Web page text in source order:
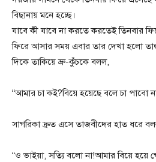
বিছানায় মনে হচ্ছে।
যাবে কী যাবে না করতে করতেই তিনবার
ফিরে আসার সময় এবার তার দেখা হলো
দিকে তাকিয়ে ভ্রু-কুঁচকে বলল,
“আমার চা কই?বিয়ে হয়েছে বলে চা পাবো
সাগরিকা দ্রুত এসে তাজবীদের হাত ধরে
“ও ভাইয়া, সত্যি বলো না!আমার বিয়ে